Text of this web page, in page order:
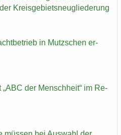
Kreis­ge­biets­neu­glie­de­rung
in Mutz­schen er­
der Mensch­heit“ im Re­